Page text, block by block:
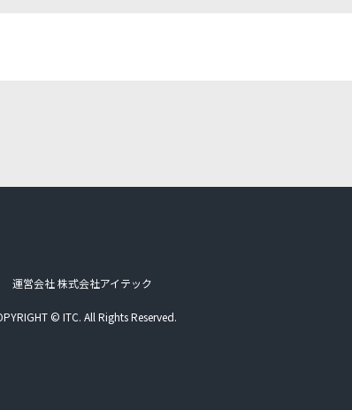
運営会社 株式会社アイテック
© ITC. All Rights Reserved.